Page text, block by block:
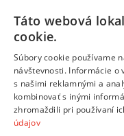
Romanian / Russian /
Turkish / Thai / Traditional
Režimy obrazu‎
Dynamic / Presentation /
Príslušenstvo (štandardné)‎
Remote Control w/ Battery
Power Cord (by region)
Quick Start Guide
Warranty Card (by region)
VGA (D-sub 15pin) Cable
Táto webová
cookie.
Súbory cookie používame
návštevnosti. Informácie o
s našimi reklamnými a
kombinovať s inými
zhromaždili pri používaní
údajov